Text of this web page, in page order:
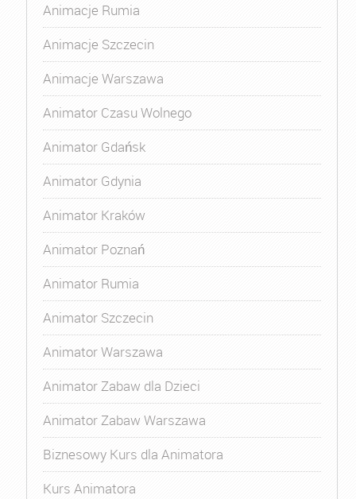
Animacje Rumia
Animacje Szczecin
Animacje Warszawa
Animator Czasu Wolnego
Animator Gdańsk
Animator Gdynia
Animator Kraków
Animator Poznań
Animator Rumia
Animator Szczecin
Animator Warszawa
Animator Zabaw dla Dzieci
Animator Zabaw Warszawa
Biznesowy Kurs dla Animatora
Kurs Animatora